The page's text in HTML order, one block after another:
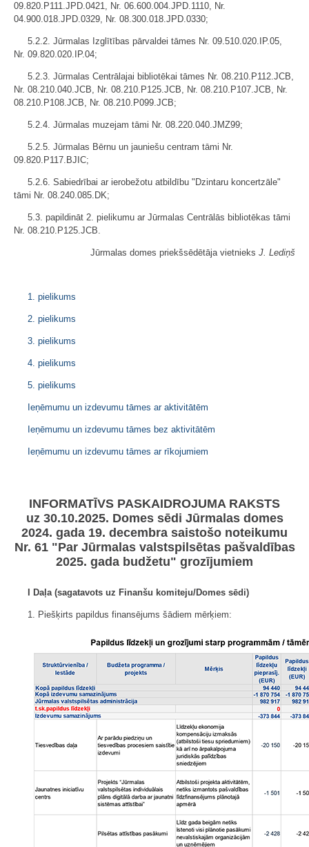
09.820.P111.JPD.0421, Nr. 06.600.004.JPD.1110, Nr.
04.900.018.JPD.0329, Nr. 08.300.018.JPD.0330;
5.2.2. Jūrmalas Izglītības pārvaldei tāmes Nr. 09.510.020.IP.05,
Nr. 09.820.020.IP.04;
5.2.3. Jūrmalas Centrālajai bibliotēkai tāmes Nr. 08.210.P112.JCB,
Nr. 08.210.040.JCB, Nr. 08.210.P125.JCB, Nr. 08.210.P107.JCB, Nr.
08.210.P108.JCB, Nr. 08.210.P099.JCB;
5.2.4. Jūrmalas muzejam tāmi Nr. 08.220.040.JMZ99;
5.2.5. Jūrmalas Bērnu un jauniešu centram tāmi Nr.
09.820.P117.BJIC;
5.2.6. Sabiedrībai ar ierobežotu atbildību "Dzintaru koncertzāle"
tāmi Nr. 08.240.085.DK;
5.3. papildināt 2. pielikumu ar Jūrmalas Centrālās bibliotēkas tāmi
Nr. 08.210.P125.JCB.
Jūrmalas domes priekšsēdētāja vietnieks J. Lediņš
1. pielikums
2. pielikums
3. pielikums
4. pielikums
5. pielikums
Ieņēmumu un izdevumu tāmes ar aktivitātēm
Ieņēmumu un izdevumu tāmes bez aktivitātēm
Ieņēmumu un izdevumu tāmes ar rīkojumiem
INFORMATĪVS PASKAIDROJUMA RAKSTS
uz 30.10.2025. Domes sēdi Jūrmalas domes
2024. gada 19. decembra saistošo noteikumu
Nr. 61 "Par Jūrmalas valstspilsētas pašvaldības
2025. gada budžetu" grozījumiem
I Daļa (sagatavots uz Finanšu komiteju/Domes sēdi)
1. Piešķirts papildus finansējums šādiem mērķiem: